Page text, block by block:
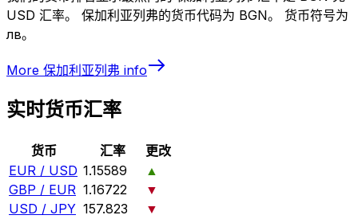
USD 汇率。 保加利亚列弗的货币代码为 BGN。 货币符号为
лв。
More 保加利亚列弗 info
实时货币汇率
货币 汇率
更改
EUR / USD 1.15589
▲
GBP / EUR 1.16722
▼
USD / JPY 157.823
▼